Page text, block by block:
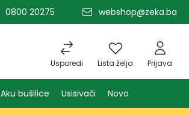
0800 20275 webshop@zeka.ba
Usporedi Lista želja Prijava
Aku bušilice Usisivači Novo